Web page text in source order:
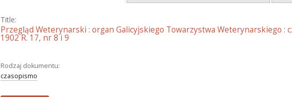
Title:
Przegląd Weterynarski : organ Galicyjskiego Towarzystwa Weterynarskiego :
1902 R. 17, nr 8 i 9
Rodzaj dokumentu:
czasopismo